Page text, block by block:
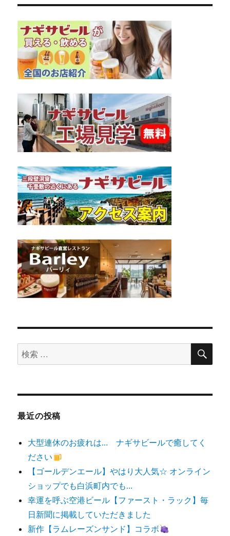
検
索
象:
検
最近の投稿
大型連休のお疲れは… ナギサビールで癒してく
ださい
【ゴールデンエール】やはり大人気☆ オンライン
ショップでも白浜町内でも…
幸運を呼ぶ空港ビール【ファースト・ラック】毎
日新聞に掲載していただきました
新作【ラムレーズンサンド】コラボ